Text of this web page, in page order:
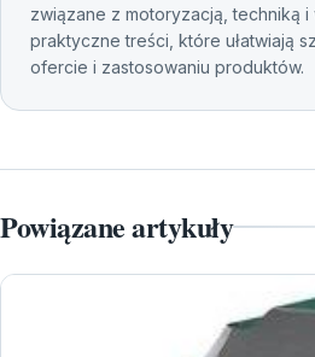
związane z motoryzacją, techniką
praktyczne treści, które ułatwiają
ofercie i zastosowaniu produktów.
Powiązane artykuły